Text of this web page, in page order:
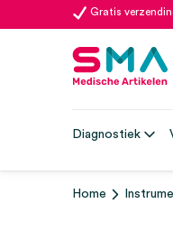
Gratis
Diagnostiek
Home